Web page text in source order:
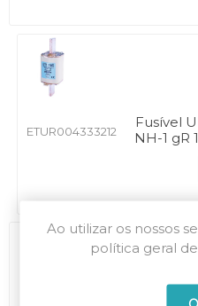
ETUR004333212
Fusível
NH-1 gR
Ao utilizar os nossos
política geral